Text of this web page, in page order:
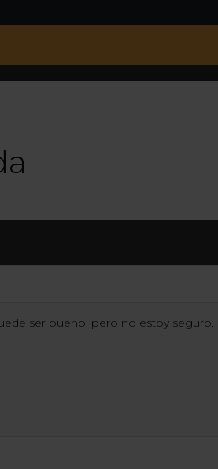
ser bueno, pero no estoy